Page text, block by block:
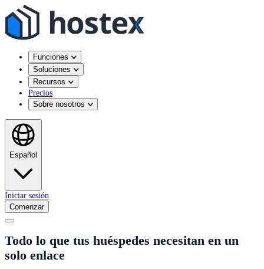
Funciones
Soluciones
Recursos
Precios
Sobre nosotros
Español
Iniciar sesión
Comenzar
Todo lo que tus huéspedes necesitan en un
solo enlace